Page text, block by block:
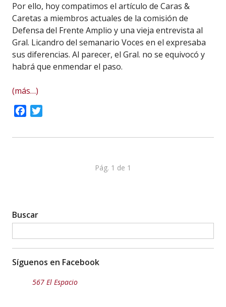
Por ello, hoy compatimos el artículo de Caras &
Caretas a miembros actuales de la comisión de
Defensa del Frente Amplio y una vieja entrevista al
Gral. Licandro del semanario Voces en el expresaba
sus diferencias. Al parecer, el Gral. no se equivocó y
habrá que enmendar el paso.
(más…)
Facebook
Pág. 1 de 1
Buscar
Síguenos en Facebook
567 El Espacio